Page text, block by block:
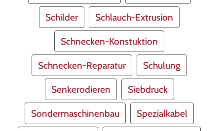
Schilder Schlauch-Extrusion
Schnecken-Konstuktion
Schnecken-Reparatur Schulung
Senkerodieren Siebdruck
Sondermaschinenbau Spezialkabel